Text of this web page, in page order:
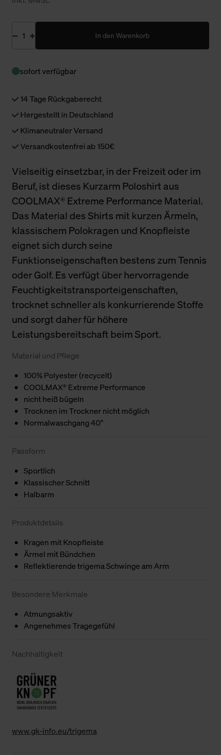
In den Warenkorb
sofort verfügbar
14 Tage Rückgaberecht
Hergestellt in Deutschland
Klimaneutraler Versand
Versandkostenfrei ab 150€
Vielseitig einsetzbar, in der Freizeit oder im
Beruf, ist dieses Kurzarm Poloshirt aus
COOLMAX® Extreme Performance Material.
Das Material des Shirts mit kurzen Ärmeln,
klassischem Polokragen und Knopfleiste
eignet sich durch seine
Funktionseigenschaften bestens zum Tennis
oder Golf. Es verfügt über hervorragende
Feuchtigkeitstransporteigenschaften,
trocknet schneller als konkurrierende Stoffe
und sorgt daher für höhere
Leistungsbereitschaft beim Sport.
Material und Pflege
100% Polyester (recycelt)
COOLMAX® Extreme Performance
nicht heiß bügeln
Trocknen im Trockner nicht möglich
Normalwaschgang 40°
Passform
Sportlich
Klassischer Schnitt
Halbarm
Produktdetails
Kragen mit Knopfleiste
Ärmel mit Bündchen
Reflektierende trigema Schwinge am Arm
Besondere Merkmale
Atmungsaktiv
Angenehmes Tragegefühl
Nachhaltigkeit
www.gk-info.eu/trigema